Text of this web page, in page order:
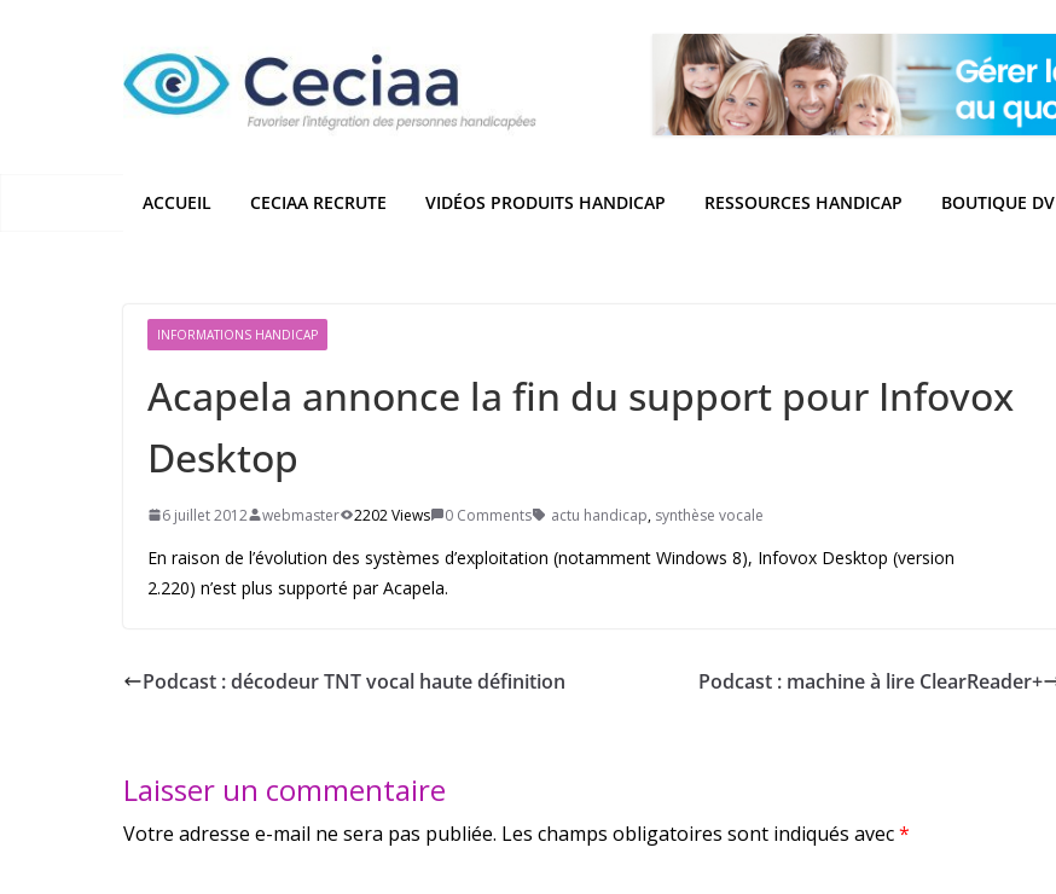
ACCUEIL CECIAA RECRUTE VIDÉOS PRODUITS HANDICAP RESSOURCES HANDICAP BOUTIQUE DV
INFORMATIONS HANDICAP
Acapela annonce la fin du support pour Infovox
Desktop
6 juillet 2012 webmaster 2202 Views 0 Comments actu handicap, synthèse vocale
En raison de l’évolution des systèmes d’exploitation (notamment Windows 8), Infovox Desktop (version
2.220) n’est plus supporté par Acapela.
Podcast : décodeur TNT vocal haute définition Podcast : machine à lire ClearReader+
Laisser un commentaire
Votre adresse e-mail ne sera pas publiée. Les champs obligatoires sont indiqués avec*